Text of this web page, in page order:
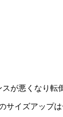
が悪くなり転
イズアップ